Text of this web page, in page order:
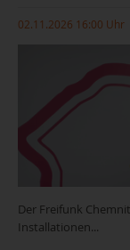
02.11.2026 16:00 Uhr
Der Freifunk
Installationen...